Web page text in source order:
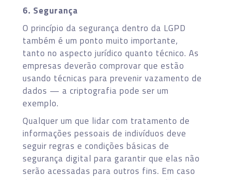
6. Segurança
O princípio da segurança dentro da LGPD
também é um ponto muito importante,
tanto no aspecto jurídico quanto técnico. As
empresas deverão comprovar que estão
usando técnicas para prevenir vazamento de
dados — a criptografia pode ser um
exemplo.
Qualquer um que lidar com tratamento de
informações pessoais de indivíduos deve
seguir regras e condições básicas de
segurança digital para garantir que elas não
serão acessadas para outros fins. Em caso